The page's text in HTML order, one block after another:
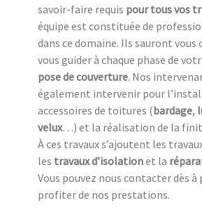
savoir-faire requis pour tous vos
équipe est constituée de
dans ce domaine. Ils sauront
vous guider à chaque phase de
pose de couverture. Nos
également intervenir pour
accessoires de toitures (bardage,
velux…) et la réalisation de la
À ces travaux s’ajoutent les
les travaux d’isolationet la
Vous pouvez nous contacter dès
profiter de nos prestations.